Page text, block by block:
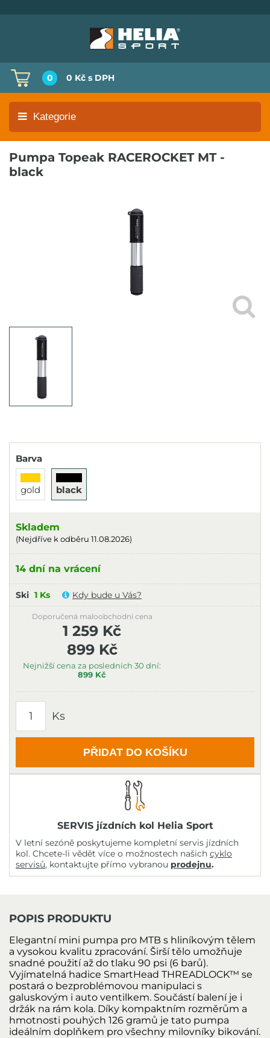
0 0 Kč s DPH
Kategorie
Pumpa Topeak RACEROCKET MT -
black
Barva
gold black
Skladem
(Nejdříve k odběru 11.08.2026)
14 dní na vrácení
Ski 1 Ks Kdy bude u Vás?
899 Kč
Nejnižší cena za posledních 30 dní:
899 Kč
Doporučená maloobchodní cena
1 259 Kč
Ks
PŘIDAT DO KOŠÍKU
SERVIS jízdních kol Helia Sport
V letní sezóně poskytujeme kompletní servis jízdních
kol. Chcete-li vědět více o možnostech našich cyklo
servisů, kontaktujte přímo vybranou prodejnu.
POPIS PRODUKTU
Elegantní mini pumpa pro MTB s hliníkovým tělem
a vysokou kvalitu zpracování. Širší tělo umožňuje
snadné použití až do tlaku 90 psi (6 barů).
Vyjímatelná hadice SmartHead THREADLOCK™ se
postará o bezproblémovou manipulaci s
galuskovým i auto ventilkem. Součástí balení je i
držák na rám kola. Díky kompaktním rozměrům a
hmotnosti pouhých 126 gramů je tato pumpa
ideálním doplňkem pro všechny milovníky bikování.